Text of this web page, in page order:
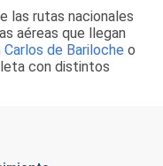
las rutas nacionales
aéreas que llegan
Carlos de Bariloche o
con distintos